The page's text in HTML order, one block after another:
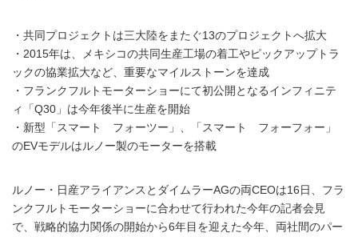
・共同プロジェクトは三大陸をまたぐ13のプロジェクトへ拡大
・2015年は、メキシコの共同生産工場の着工やピックアップトラ
ックの協業拡大など、重要なマイルストーンを達成
・フランクフルトモーターショーにて初公開となるインフィニテ
ィ「Q30」は今年後半に生産を開始
・新型「スマート フォーツー」、「スマート フォーフォー」
のEVモデルはルノー製のモーターを搭載
ルノー・日産アライアンスとダイムラーAGの両CEOは16日、フラ
ンクフルトモーターショーに合わせて行われた今年の記者会見
で、戦略的協力関係の開始から6年目を迎えた今年、両社間のパー